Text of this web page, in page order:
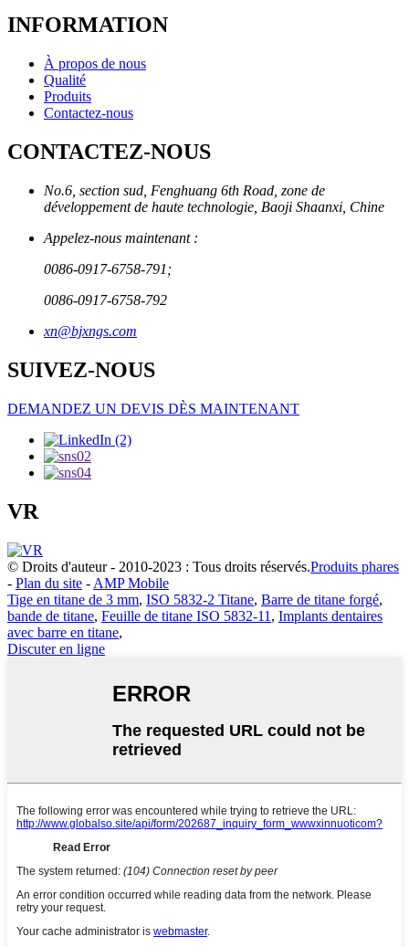
INFORMATION
À propos de nous
Qualité
Produits
Contactez-nous
CONTACTEZ-NOUS
No.6, section sud, Fenghuang 6th Road, zone de
développement de haute technologie, Baoji Shaanxi, Chine
Appelez-nous maintenant :
0086-0917-6758-791;
0086-0917-6758-792
xn@bjxngs.com
SUIVEZ-NOUS
DEMANDEZ UN DEVIS DÈS MAINTENANT
VR
© Droits d'auteur - 2010-2023 : Tous droits réservés.Produits phares
- Plan du site - AMP Mobile
Tige en titane de 3 mm, ISO 5832-2 Titane, Barre de titane forgé,
bande de titane, Feuille de titane ISO 5832-11 , Implants dentaires
avec barre en titane,
Discuter en ligne